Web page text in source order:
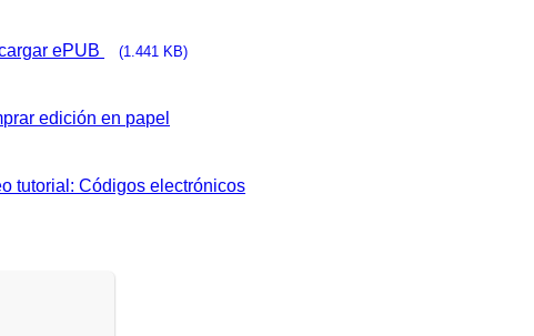
ePUB (1.441 KB)
edición en papel
tutorial: Códigos electrónicos